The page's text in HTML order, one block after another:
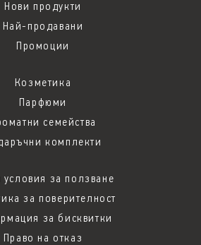
Нови продукти
Най-продавани
Промоции
Козметика
Парфюми
семейства
комплекти
за ползване
за поверителност
за бисквитки
Право на отказ